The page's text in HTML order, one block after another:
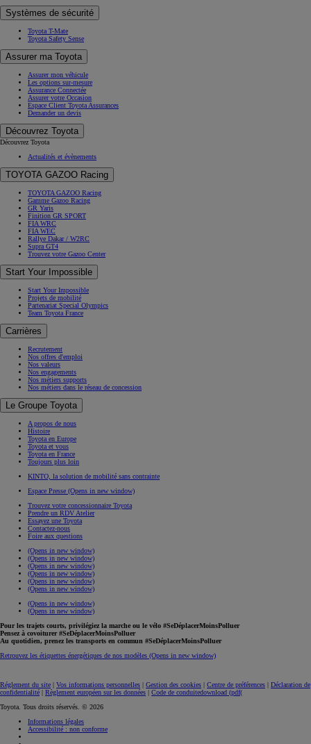
Systèmes de sécurité
Toyota T-Mate
Toyota Safety Sense
Assurer ma Toyota
Assurer mon véhicule
Les options sur-mesure
Assurance Connectée
Assurer votre Occasion
Espace Client Toyota Assurances
Demander un devis
Découvrez Toyota
Découvrez Toyota
Actualités et évènements
TOYOTA GAZOO Racing
TOYOTA GAZOO Racing
Gamme Gazoo Racing
GR Yaris
Finition GR SPORT
FIA WRC
FIA WEC
Rallye Dakar / W2RC
Supra GT4
Trouvez votre Gazoo Center
Start Your Impossible
Start Your Impossible
Projets de mobilité
Partenariat Special Olympics
Team Toyota France
Carrières
Recrutement
Nos offres d'emploi
Nos valeurs
Nos engagements
Nos métiers supports
Nos métiers dans le réseau de concession
Le Groupe Toyota
A propos de nous
Histoire
Toyota en Europe
Toyota et vous
Toyota en France
Toujours plus loin
KINTO, la solution de mobilité sans contrainte
Espace Presse (Opens in new window)
Trouvez votre concessionnaire Toyota
Prendre un RDV Atelier
Essayez une Toyota
Contactez-nous
Foire aux questions
(Opens in new window)
(Opens in new window)
(Opens in new window)
(Opens in new window)
(Opens in new window)
(Opens in new window)
(Opens in new window)
(Opens in new window)
Pour les trajets courts, privilégiez la marche ou le vélo #SeDéplacerMoinsPolluer
Pensez à covoiturer #SeDéplacerMoinsPolluer
Au quotidien, prenez les transports en commun #SeDéplacerMoinsPolluer
Retrouvez les étiquettes énergétiques de nos modèles (Opens in new window)
Réglement du site Vos informations personnelles Gestion des cookies Centre de préférences
Déclaration de
confidentialité
Règlement européen sur les données Code de conduitedownload (pdf(
Toyota. Tous droits réservés. © 2026
Informations légales
Accessibilité : non conforme